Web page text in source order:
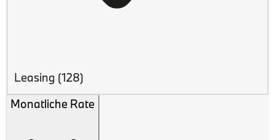
Leasing (128)
Monatliche Rate